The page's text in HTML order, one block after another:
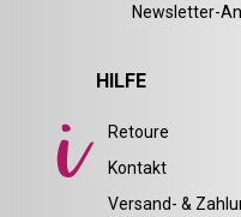
Newsletter-
HILFE
Retoure
Kontakt
Versand- &